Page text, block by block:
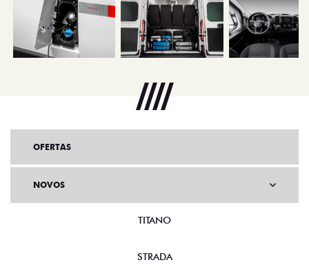
OFERTAS
NOVOS
TITANO
STRADA